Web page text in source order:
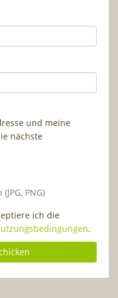
und meine
nächste
PNG)
ich die
.